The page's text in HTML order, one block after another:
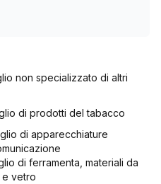
non specializzato di altri
di prodotti del tabacco
di apparecchiature
di ferramenta, materiali da
vetro